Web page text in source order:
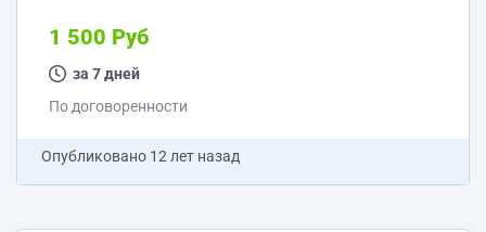
безопасном режиме.
1 500 Руб
за 7 дней
По договоренности
Опубликовано 12 лет назад